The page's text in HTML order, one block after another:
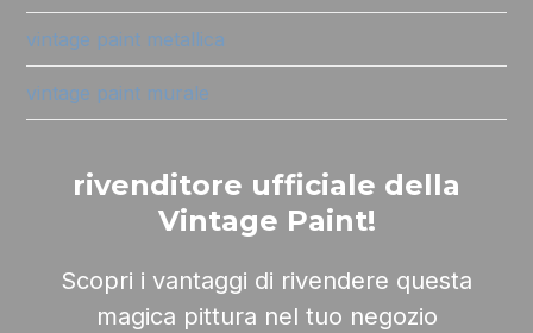
vintage paint metallica
vintage paint murale
rivenditore ufficiale della
Vintage Paint!
Scopri i vantaggi di rivendere questa
magica pittura nel tuo negozio